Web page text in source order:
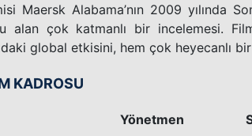
Maersk Alabama’nın 2009 yılında
alan çok katmanlı bir incelemesi.
global etkisini, hem çok heyecanlı
KADROSU
Yönetmen